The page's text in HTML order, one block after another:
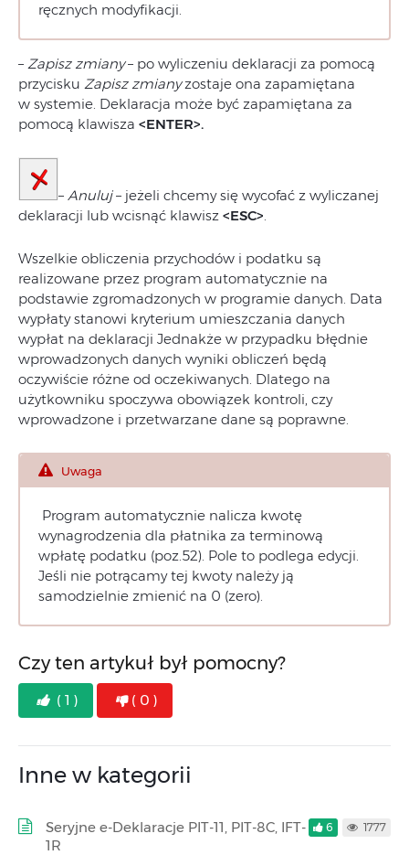
ręcznych modyfikacji.
– Zapisz zmiany– po wyliczeniu deklaracji za pomocą
przycisku Zapisz zmianyzostaje ona zapamiętana
w systemie. Deklaracja może być zapamiętana za
pomocą klawisza <ENTER>.
– Anuluj– jeżeli chcemy się wycofać z wyliczanej
deklaracji lub wcisnąć klawisz <ESC>.
Wszelkie obliczenia przychodów i podatku są
realizowane przez program automatycznie na
podstawie zgromadzonych w programie danych. Data
wypłaty stanowi kryterium umieszczania danych
wypłat na deklaracji Jednakże w przypadku błędnie
wprowadzonych danych wyniki obliczeń będą
oczywiście różne od oczekiwanych. Dlatego na
użytkowniku spoczywa obowiązek kontroli, czy
wprowadzone i przetwarzane dane są poprawne.
Uwaga
Program automatycznie nalicza kwotę
wynagrodzenia dla płatnika za terminową
wpłatę podatku (poz.52). Pole to podlega edycji.
Jeśli nie potrącamy tej kwoty należy ją
samodzielnie zmienić na 0 (zero).
Czy ten artykuł był pomocny?
( 1 ) ( 0 )
Inne w kategorii
Seryjne e-Deklaracje PIT-11, PIT-8C, IFT-
1R
6 1777